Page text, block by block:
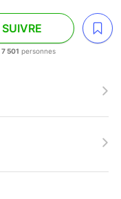
SUIVRE
7 501 personnes